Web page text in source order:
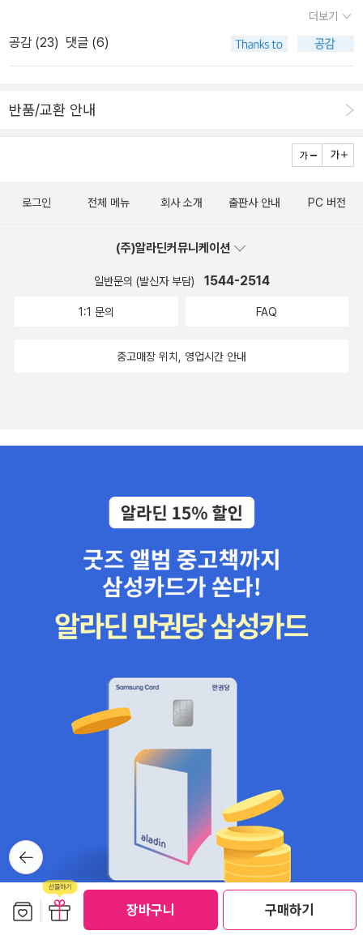
장바구니 구매하기
6] An American Tragedy - Theodore Dreiser [1925] Anima
l Farm - George Orwell [1945] Anna Karenina - Leo Tolsto
[1930] --- 내가 죽어 누워 있을 때 The Autobiography of Mal
d - Toni Morrison [1987] The Big Sleep - Raymond Chand
ler [1939] Brave New World - Aldous Huxley [1932] --- 멋
진 신세계 Brideshead Revisited - Evelyn Waugh [1945] C
베리 이야기 Catch-22 - Joseph Heller [1961] The Catcher in
e [1952] --- 샬롯의 거미줄 The Color Purple - Alice Walker [1
982] --- 더 컬러 퍼플 Confessions - St. Augustine [4th cent
67] --- 자본(론) The Day of the Locust - Nathanael West
신곡 The Education of Henry Adams - Henry Adams [191
om the Bell Tolls - Ernest Hemingway [1940] --- 누구를 위
하여 종은 울리나 Frankenstein - Mary Shelley [1818] --- 프랑
켄슈타인 The General Theory of Employment, Interest, a
nd Money - John Maynard Keynes [1936] --- 고용,이자 및
화폐의 일반이론 The Golden Notebook - Doris Lessing [196
2] Goodbye to All That - Robert Graves [1929] Gone wit
n Steinbeck [1939] The Great Gatsby - F. Scott Fitzgeral
d [1925] Gulliver's Travels - Jonathan Swift [1726] --- 걸
리버 여형기 Hamlet - William Shakespeare [1603] The He
art is a Lonely Hunter - Carson McCullers [1940] Heart of
Darkness - Joseph Conrad [1902] His Dark Materials - Phi
lip Pullman [1995] --- 황금 나침반 3부작이다.(The Golden Co
mpass/The Subtle Knife/The Amber Spyglass) The Histori
es - Herodotus [440 B.C.] --- 역사 The History of the Pel
oponnesian War - Thucydides [431 B.C.] The Holy Bible.
Revised Standard Version. [NA] --- 성서 I, Claudius - R
obert Graves [1934] The Illiad and The Odyssey - Homer
슈마허의 책에 이런 이야기가 나옵니다. 어느 날 세 명의 친구들이 모
여 누구의 직업이 가장 오래된 것인지를 두고 내기를 벌였는데, 먼저
외과의사인 친구가 이렇게 말했습니다. “성경에 보면 하나님이 아담
술이지.” 그러자 건축가인 친구가 말했습니다. “글쎄, 하지만 하나님
은 그 일을 하시기 전에 먼저 혼돈으로부터 이 우주를 만드셨지.” 두
사람의 논쟁을 듣던 경제학자가 입가에 미소를 띠며 이렇게 말했습니
경제학자인지, 아닌지는 알 수 없으나 요즘 우리 사회도 태초의 혼돈
급변하고, 외환위기설은 끊이지 않으며, 공기업의 구조조정과 공공재
의 민영화 논란이 입에 오르내리고 있습니다. 하지만 안타깝게도 지
름으로 우리 국민을 향해, 우리의 계곡과 강을 향해 선전포고도 없는
가 시작한 이 소리 없는 전쟁으로 무고한 철거민들은 반체제 테러리
전쟁으로 무너진 자기 시대를 돌아보며 “선인은 모든 신념을 잃어버
리고, 악인은 강렬한 열정에 사로잡혀 있다”라고 슬퍼했지만 우리 시
대의 개발 전쟁으로 인한 이런 파괴는 누가 지켜보며 슬퍼해줄까요?
매스컴의 관심을 끌 만큼 웅장한 서사도, 대규모의 학살도, 대폭발의
섬광도 없는 시시한 이 전쟁을 예민한 작가들이 아니라면 과연 누가
주목해줄까요? 이 총성 없는 전쟁은 ‘이름 바꾸기’로 시작됐습니다.
강제철거 사업이 ‘뉴타운 개발사업’으로 바뀐 것처럼 경인운하 사업
사업도 ‘4대강 살리기 사업’으로 친근하게 개명됐습니다. 물론 이름
이 달라진다고 정체가 바뀐 것은 아닙니다. 아라뱃길 잇기도 김포에
서 인천까지 수심 6미터의 깊이로 한강을 파내는 사업이고, 4대강 살
리기도 4대강을 모두 수심 6미터의 깊이로 파내는 사업입니다. 거기
다 4대강에는 물을 가둬둘 총 16개의 콘크리트 보와 96개의 중소 규
모의 댐을 잇달아 만들 계획입니다. 2011년 완공까지 예산 규모가 1
4조원이 넘는 대규모 사업입니다. 참고로 세계 최대의 간척사업이었
다는 새만금 사업이 10년 동안 1조2000억원 규모였습니다. 실제로
민간에서는 4대강 정비사업 예산이 앞으로 더 불어나 20조원이 넘을
거라며 흥분하고 있습니다. 새만금의 20배에 가까운 돈을 불과 3~4
년 만에 그야말로 폭포수처럼 4대강에 쏟아붓는다면 우리의 강은 어
더보기
공감 (23) 댓글 (6)
반품/교환 안내
뒤로가
기
로그인 전체 메뉴 회사 소개 출판사 안내 PC 버전
(주)알라딘커뮤니케이션
일반문의 (발신자 부담) 1544-2514
1:1 문의 FAQ
중고매장 위치, 영업시간 안내